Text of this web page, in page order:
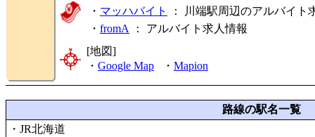
・ マッハバイト
： 川端駅周辺のアルバイト
・ fromA ： アルバイト求人情報
[地図]
・ Google Map ・ Mapion
路線の駅名一覧
・JR北海道